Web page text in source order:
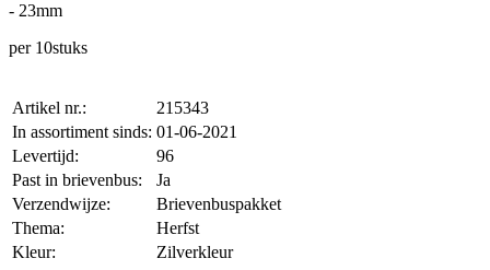
- 23mm
per 10stuks
Artikel nr.:
215343
In assortiment sinds: 01-06-2021
Levertijd:
96
Past in brievenbus:
Ja
Verzendwijze:
Brievenbuspakket
Thema:
Herfst
Kleur:
Zilverkleur